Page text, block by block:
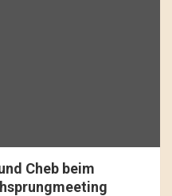
Cheb beim